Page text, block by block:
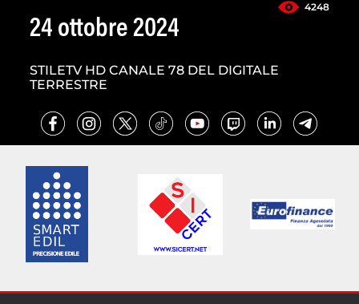
4248
24 ottobre 2024
STILETV HD CANALE 78 DEL DIGITALE
TERRESTRE